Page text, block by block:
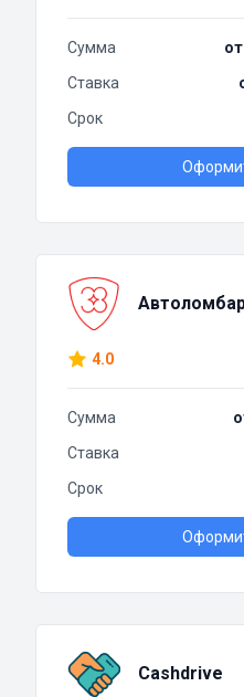
Сумма
Ставка
Срок
4.0
Сумма
Ставка
Срок
Cashdrive